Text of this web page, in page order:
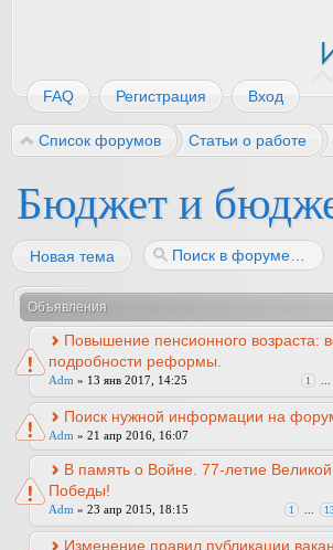
FAQ Регистрация Вход
Список форумов Статьи о работе
Бюджет и
Новая тема
Объявления
Повышение пенсионного возраста:
подробности реформы.
1
Adm » 13 янв 2017, 14:25
Поиск нужной информации на
Adm » 21 апр 2016, 16:07
В память о Войне. 77-летие Великой
Победы!
1
Adm » 23 апр 2015, 18:15
Изменение правил публикации